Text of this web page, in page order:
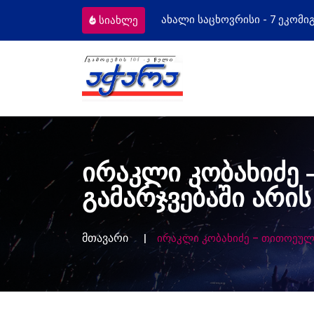
სიახლე
- 7 ეკომიგრანტს
ირაკლი
გამარჯვებაში
მთავარი ირაკლი კობახიძე –